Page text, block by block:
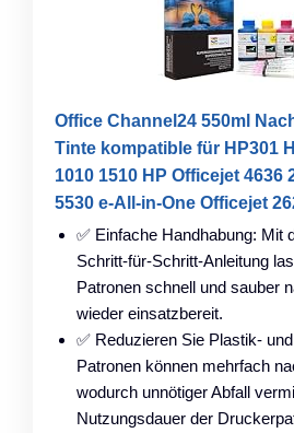
Office Channel24 550ml
Tinte kompatible für HP301
1010 1510 HP Officejet 4636
5530 e-All-in-One Officejet
✅ Einfache Handhabung: Mit
Schritt-für-Schritt-Anleitung
Patronen schnell und sauber
wieder einsatzbereit.
✅ Reduzieren Sie Plastik-
Patronen können mehrfach
wodurch unnötiger Abfall
Nutzungsdauer der